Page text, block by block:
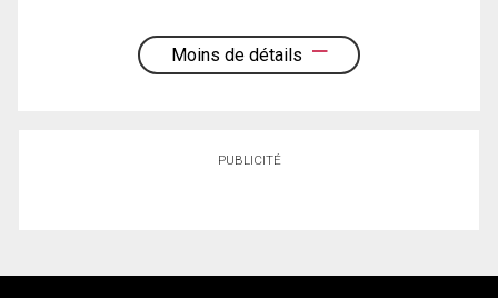
Moins de détails
PUBLICITÉ